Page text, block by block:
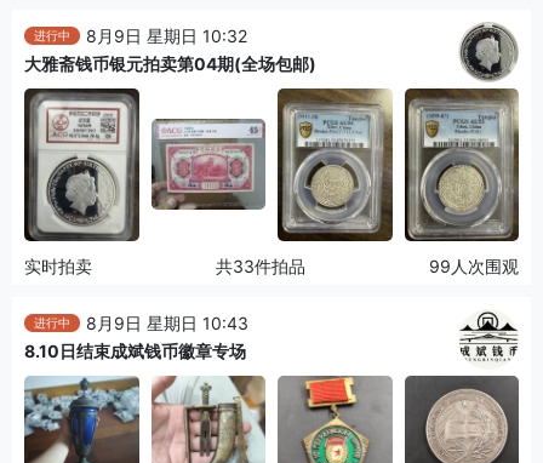
进行中
8月9日 星期日 10:32
大雅斋钱币银元拍卖第04期(全场包邮)
实时拍卖 共33件拍品 99人次围观
进行中
8月9日 星期日 10:43
8.10日结束成斌钱币徽章专场